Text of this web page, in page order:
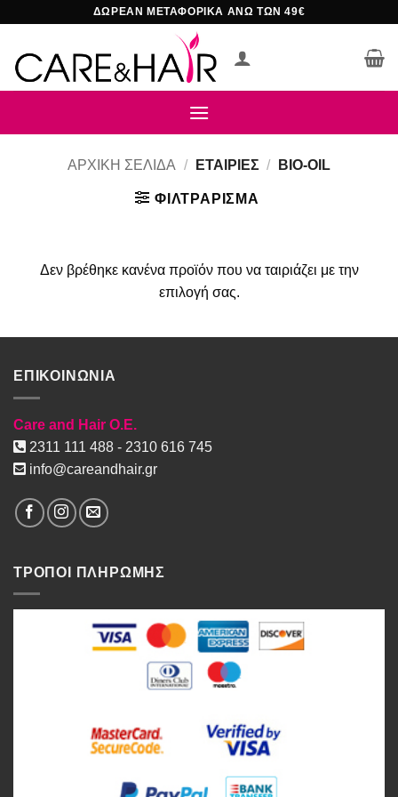
περιεχόμενο
ΔΩΡΕΑΝ ΜΕΤΑΦΟΡΙΚΑ ΑΝΩ ΤΩΝ 49€
ΑΡΧΙΚΉ ΣΕΛΊΔΑ / ΕΤΑΙΡΊΕΣ / BIO-OIL
ΦΙΛΤΡΆΡΙΣΜΑ
Δεν βρέθηκε κανένα προϊόν που να ταιριάζει με την
επιλογή σας.
ΕΠΙΚΟΙΝΩΝΙΑ
Care and Hair O.E.
2311 111 488 - 2310 616 745
info@careandhair.gr
ΤΡΟΠΟΙ ΠΛΗΡΩΜΗΣ